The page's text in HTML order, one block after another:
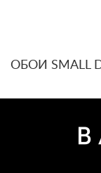
ОБОИ SMALL